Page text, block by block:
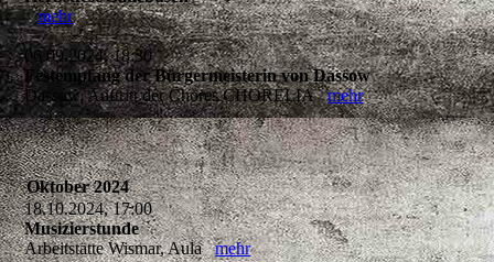
mehr
06.09.2024, 18:30
Festempfang der Bürgermeisterin von Dassow
Dassow, Auftritt der Chores CHORELIAmehr
Oktober 2024
18.10.2024, 17:00
Musizierstunde
Arbeitstätte Wismar, Aulamehr